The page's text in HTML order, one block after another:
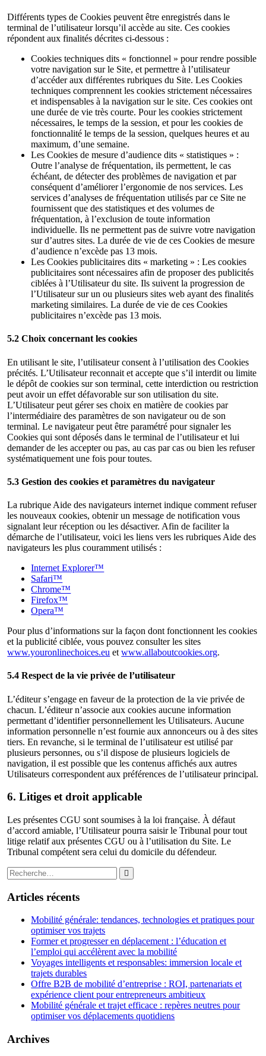
Différents types de Cookies peuvent être enregistrés dans le
terminal de l’utilisateur lorsqu’il accède au site. Ces cookies
répondent aux finalités décrites ci-dessous :
Cookies techniques dits « fonctionnel » pour rendre possible
votre navigation sur le Site, et permettre à l’utilisateur
d’accéder aux différentes rubriques du Site. Les Cookies
techniques comprennent les cookies strictement nécessaires
et indispensables à la navigation sur le site. Ces cookies ont
une durée de vie très courte. Pour les cookies strictement
nécessaires, le temps de la session, et pour les cookies de
fonctionnalité le temps de la session, quelques heures et au
maximum, d’une semaine.
Les Cookies de mesure d’audience dits « statistiques » :
Outre l’analyse de fréquentation, ils permettent, le cas
échéant, de détecter des problèmes de navigation et par
conséquent d’améliorer l’ergonomie de nos services. Les
services d’analyses de fréquentation utilisés par ce Site ne
fournissent que des statistiques et des volumes de
fréquentation, à l’exclusion de toute information
individuelle. Ils ne permettent pas de suivre votre navigation
sur d’autres sites. La durée de vie de ces Cookies de mesure
d’audience n’excède pas 13 mois.
Les Cookies publicitaires dits « marketing » : Les cookies
publicitaires sont nécessaires afin de proposer des publicités
ciblées à l’Utilisateur du site. Ils suivent la progression de
l’Utilisateur sur un ou plusieurs sites web ayant des finalités
marketing similaires. La durée de vie de ces Cookies
publicitaires n’excède pas 13 mois.
5.2 Choix concernant les cookies
En utilisant le site, l’utilisateur consent à l’utilisation des Cookies
précités. L’Utilisateur reconnait et accepte que s’il interdit ou limite
le dépôt de cookies sur son terminal, cette interdiction ou restriction
peut avoir un effet défavorable sur son utilisation du site.
L’Utilisateur peut gérer ses choix en matière de cookies par
l’intermédiaire des paramètres de son navigateur ou de son
terminal. Le navigateur peut être paramétré pour signaler les
Cookies qui sont déposés dans le terminal de l’utilisateur et lui
demander de les accepter ou pas, au cas par cas ou bien les refuser
systématiquement une fois pour toutes.
5.3 Gestion des cookies et paramètres du navigateur
La rubrique Aide des navigateurs internet indique comment refuser
les nouveaux cookies, obtenir un message de notification vous
signalant leur réception ou les désactiver. Afin de faciliter la
démarche de l’utilisateur, voici les liens vers les rubriques Aide des
navigateurs les plus couramment utilisés :
Internet Explorer™
Safari™
Chrome™
Firefox™
Opera™
Pour plus d’informations sur la façon dont fonctionnent les cookies
et la publicité ciblée, vous pouvez consulter les sites
www.youronlinechoices.eu etwww.allaboutcookies.org.
5.4 Respect de la vie privée de l’utilisateur
L’éditeur s’engage en faveur de la protection de la vie privée de
chacun. L’éditeur n’associe aux cookies aucune information
permettant d’identifier personnellement les Utilisateurs. Aucune
information personnelle n’est fournie aux annonceurs ou à des sites
tiers. En revanche, si le terminal de l’utilisateur est utilisé par
plusieurs personnes, ou s’il dispose de plusieurs logiciels de
navigation, il est possible que les contenus affichés aux autres
Utilisateurs correspondent aux préférences de l’utilisateur principal.
6. Litiges et droit applicable
Les présentes CGU sont soumises à la loi française. À défaut
d’accord amiable, l’Utilisateur pourra saisir le Tribunal pour tout
litige relatif aux présentes CGU ou à l’utilisation du Site. Le
Tribunal compétent sera celui du domicile du défendeur.
Rechercher
:
Rechercher
Articles récents
Mobilité générale: tendances, technologies et pratiques pour
optimiser vos trajets
Former et progresser en déplacement : l’éducation et
l’emploi qui accélèrent avec la mobilité
Voyages intelligents et responsables: immersion locale et
trajets durables
Offre B2B de mobilité d’entreprise : ROI, partenariats et
expérience client pour entrepreneurs ambitieux
Mobilité générale et trajet efficace : repères neutres pour
optimiser vos déplacements quotidiens
Archives